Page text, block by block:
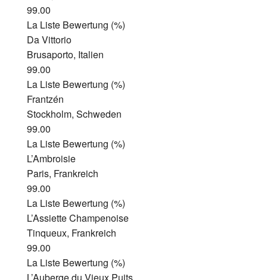
99.00
La Liste Bewertung (%)
Da Vittorio
Brusaporto, Italien
99.00
La Liste Bewertung (%)
Frantzén
Stockholm, Schweden
99.00
La Liste Bewertung (%)
L’Ambroisie
Paris, Frankreich
99.00
La Liste Bewertung (%)
L’Assiette Champenoise
Tinqueux, Frankreich
99.00
La Liste Bewertung (%)